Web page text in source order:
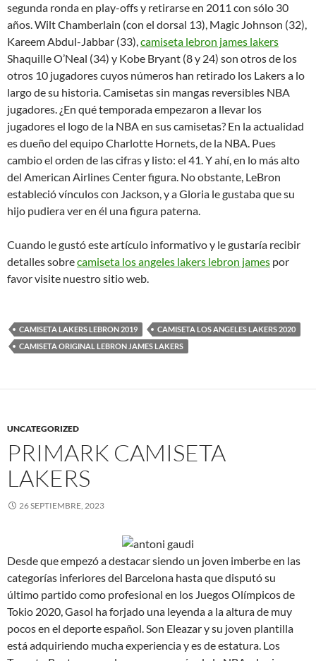
segunda ronda en play-offs y retirarse en 2011 con sólo 30
años. Wilt Chamberlain (con el dorsal 13), Magic Johnson (32),
Kareem Abdul-Jabbar (33),camiseta lebron james lakers
Shaquille O’Neal (34) y Kobe Bryant (8 y 24) son otros de los
otros 10 jugadores cuyos números han retirado los Lakers a lo
largo de su historia. Camisetas sin mangas reversibles NBA
jugadores. ¿En qué temporada empezaron a llevar los
jugadores el logo de la NBA en sus camisetas? En la actualidad
es dueño del equipo Charlotte Hornets, de la NBA. Pues
cambio el orden de las cifras y listo: el 41. Y ahí, en lo más alto
del American Airlines Center figura. No obstante, LeBron
estableció vínculos con Jackson, y a Gloria le gustaba que su
hijo pudiera ver en él una figura paterna.
Cuando le gustó este artículo informativo y le gustaría recibir
detalles sobrecamiseta los angeles lakers lebron james por
favor visite nuestro sitio web.
CAMISETA LAKERS LEBRON 2019
CAMISETA LOS ANGELES LAKERS 2020
CAMISETA ORIGINAL LEBRON JAMES LAKERS
UNCATEGORIZED
PRIMARK CAMISETA
LAKERS
26 SEPTIEMBRE, 2023
Desde que empezó a destacar siendo un joven imberbe en las
categorías inferiores del Barcelona hasta que disputó su
último partido como profesional en los Juegos Olímpicos de
Tokio 2020, Gasol ha forjado una leyenda a la altura de muy
pocos en el deporte español. Son Eleazar y su joven plantilla
está adquiriendo mucha experiencia y es de estatura. Los